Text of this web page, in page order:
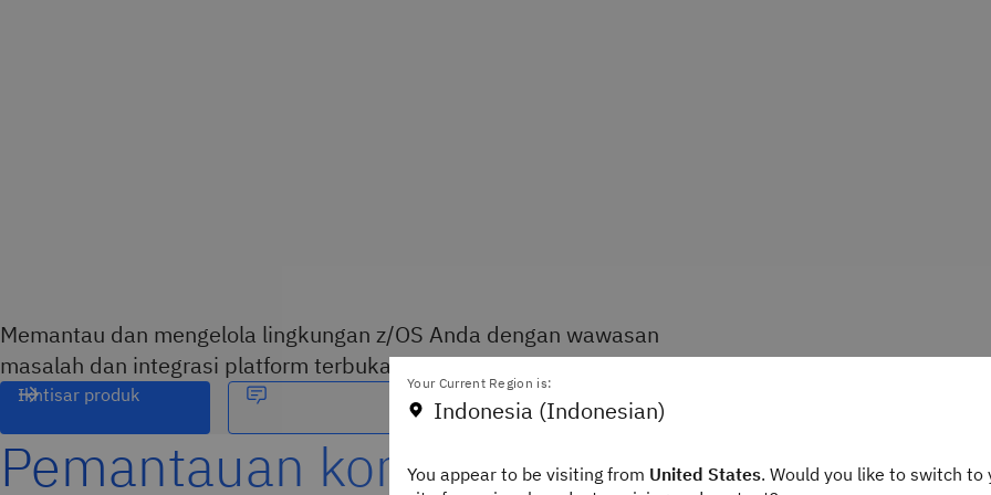
Memantau dan mengelola lingkungan z/OS Anda dengan wawasan
masalah dan integrasi platform terbuka
Ikhtisar produk
Pemantauan komprehensif
IBM Z® Monitoring Suite
hampir real-time untuk z/
Your Current Region is:
Indonesia (Indonesian)
You appear to be visiting from United States. Would you like to switch to